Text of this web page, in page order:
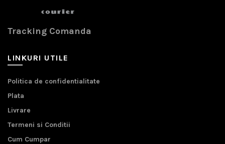
Tracking Comanda
LINKURI UTILE
Politica de confidentialitate
Plata
Livrare
Termeni si Conditii
Cum Cumpar